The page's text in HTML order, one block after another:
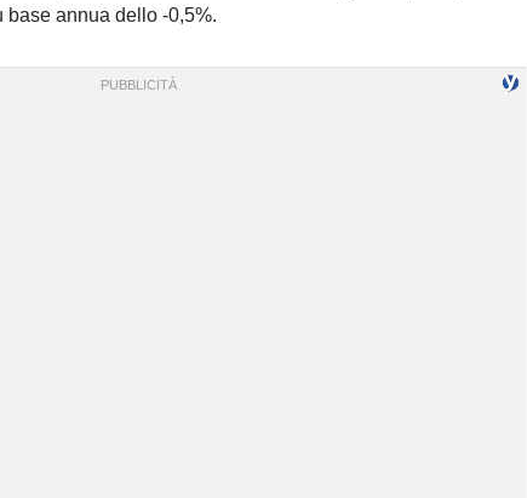
annua dello -0,5%.